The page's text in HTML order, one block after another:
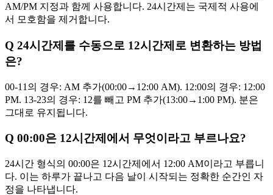
AM/PM 지정과 함께 사용합니다. 24시간제는 국제적 사용에
서 모호함을 제거합니다.
Q 24시간제를 수동으로 12시간제로 변환하는 방법
은?
00-11의 경우: AM 추가(00:00→12:00 AM). 12:00의 경우: 12:00
PM. 13-23의 경우: 12를 빼고 PM 추가(13:00→1:00 PM). 분은
그대로 유지됩니다.
Q 00:00은 12시간제에서 무엇이라고 부르나요?
24시간 형식의 00:00은 12시간제에서 12:00 AM이라고 부릅니
다. 이는 하루가 끝나고 다음 날이 시작되는 정확한 순간인 자
정을 나타냅니다.